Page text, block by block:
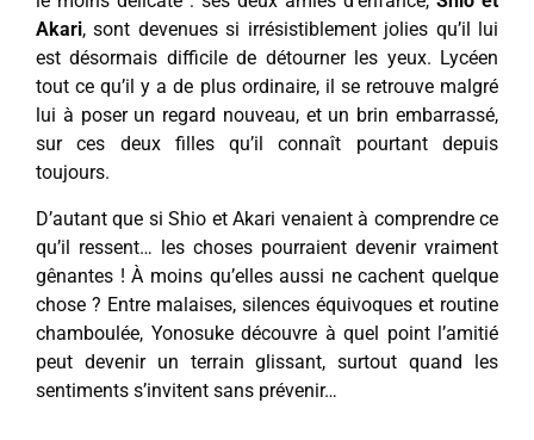
Akari, sont devenues si irrésistiblement jolies qu’il lui
est désormais difficile de détourner les yeux. Lycéen
tout ce qu’il y a de plus ordinaire, il se retrouve malgré
lui à poser un regard nouveau, et un brin embarrassé,
sur ces deux filles qu’il connaît pourtant depuis
toujours.
D’autant que si Shio et Akari venaient à comprendre ce
qu’il ressent… les choses pourraient devenir vraiment
gênantes ! À moins qu’elles aussi ne cachent quelque
chose ? Entre malaises, silences équivoques et routine
chamboulée, Yonosuke découvre à quel point l’amitié
peut devenir un terrain glissant, surtout quand les
sentiments s’invitent sans prévenir…